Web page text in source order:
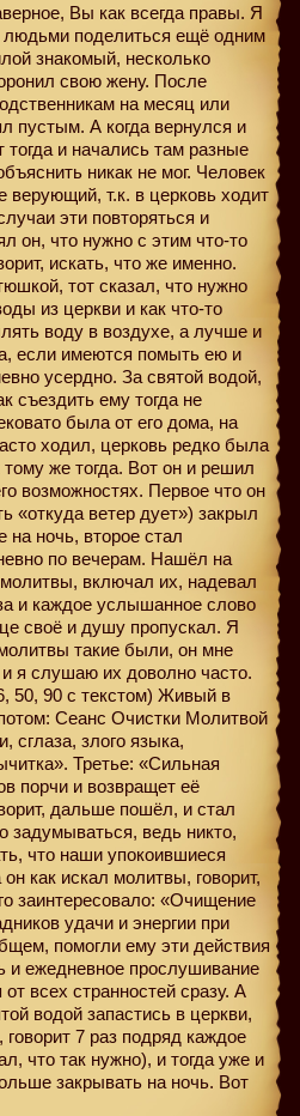
Вы как всегда правы. Я
людьми поделиться ещё одним
знакомый, несколько
свою жену. После
на месяц или
пустым. А когда вернулся и
и начались там разные
никак не мог. Человек
верующий, т.к. в церковь ходит
эти повторяться и
он, что нужно с этим что-то
искать, что же именно.
тот сказал, что нужно
из церкви и как что-то
воду в воздухе, а лучше и
если имеются помыть ею и
усердно. За святой водой,
съездить ему тогда не
была от его дома, на
ходил, церковь редко была
же тогда. Вот он и решил
возможностях. Первое что он
«откуда ветер дует») закрыл
на ночь, второе стал
по вечерам. Нашёл на
включал их, надевал
и каждое услышанное слово
своё и душу пропускал. Я
такие были, он мне
и я слушаю их доволно часто.
50, 90 с текстом) Живый в
Сеанс Очистки Молитвой
сглаза, злого языка,
Третье: «Сильная
порчи и возвращет её
дальше пошёл, и стал
задумываться, ведь никто,
что наши упокоившиеся
как искал молитвы, говорит,
заинтересовало: «Очищение
удачи и энергии при
помогли ему эти действия
и ежедневное прослушивание
всех странностей сразу. А
водой запастись в церкви,
говорит 7 раз подряд каждое
что так нужно), и тогда уже и
закрывать на ночь. Вот